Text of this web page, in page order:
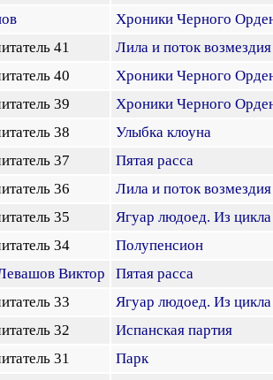
Хроники Черного
41
Лила и поток возмездия
40
Хроники Черного
39
Хроники Черного
38
Улыбка клоуна
37
Пятая расса
36
Лила и поток возмездия
35
Ягуар людоед. Из
34
Полупенсион
Виктор
Пятая расса
33
Ягуар людоед. Из
32
Испанская партия
31
Парк